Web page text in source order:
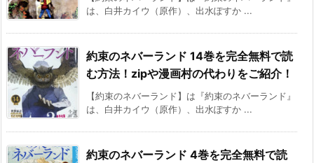
は、白井カイウ（原作）、出水ぽすか ...
約束のネバーランド 14巻を完全無料で読
む方法！zipや漫画村の代わりをご紹介！
【約束のネバーランド】は『約束のネバーランド』
は、白井カイウ（原作）、出水ぽすか ...
約束のネバーランド 4巻を完全無料で読